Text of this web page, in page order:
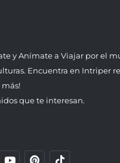
y Anímate a Viajar por el
Encuentra en Intriper
que te interesan.